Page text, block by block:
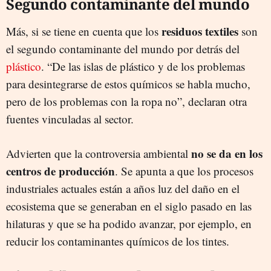
Más, si se tiene en cuenta que los residuos textiles son
el segundo contaminante del mundo por detrás del
plástico. “De las islas de plástico y de los problemas
para desintegrarse de estos químicos se habla mucho,
pero de los problemas con la ropa no”, declaran otra
fuentes vinculadas al sector.
Advierten que la controversia ambiental no se da en los
centros de producción. Se apunta a que los procesos
industriales actuales están a años luz del daño en el
ecosistema que se generaban en el siglo pasado en las
hilaturas y que se ha podido avanzar, por ejemplo, en
reducir los contaminantes químicos de los tintes.